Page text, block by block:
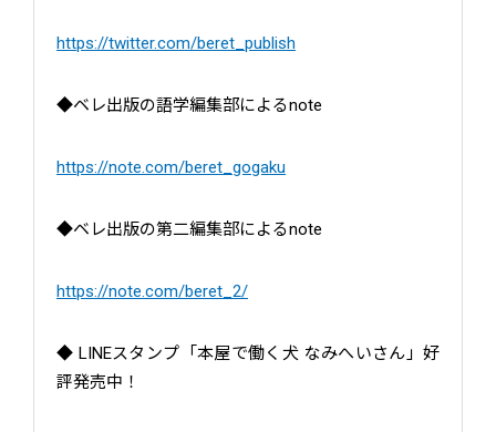
https://twitter.com/beret_publish
◆ベレ出版の語学編集部によるnote
https://note.com/beret_gogaku
◆ベレ出版の第二編集部によるnote
https://note.com/beret_2/
◆ LINEスタンプ「本屋で働く犬 なみへいさん」好
評発売中！